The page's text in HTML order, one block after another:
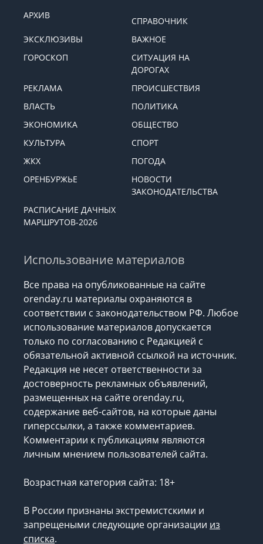
АРХИВ
СПРАВОЧНИК
ЭКСКЛЮЗИВЫ
ВАЖНОЕ
ГОРОСКОП
СИТУАЦИЯ НА
ДОРОГАХ
РЕКЛАМА
ПРОИСШЕСТВИЯ
ВЛАСТЬ
ПОЛИТИКА
ЭКОНОМИКА
ОБЩЕСТВО
КУЛЬТУРА
СПОРТ
ЖКХ
ПОГОДА
ОРЕНБУРЖЬЕ
НОВОСТИ
ЗАКОНОДАТЕЛЬСТВА
РАСПИСАНИЕ ДАЧНЫХ
МАРШРУТОВ-2026
Использование материалов
Все права на опубликованные на сайте
orenday.ru материалы охраняются в
соответствии с законодательством РФ. Любое
использование материалов допускается
только по согласованию с Редакцией с
обязательной активной ссылкой на источник.
Редакция не несет ответственности за
достоверность рекламных объявлений,
размещенных на сайте orenday.ru,
содержание веб-сайтов, на которые даны
гиперссылки, а также комментариев.
Комментарии к публикациям являются
личным мнением пользователей сайта.
Возрастная категория сайта: 18+
В России признаны экстремистскими и
запрещеными следующие организации из
списка.